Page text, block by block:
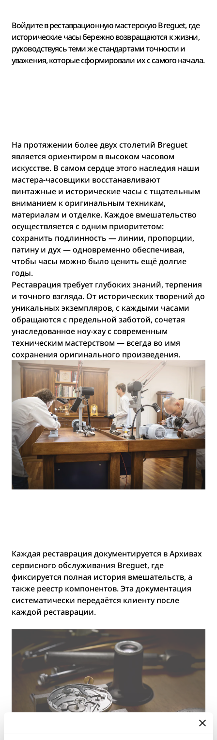
Войдите в реставрационную мастерскую Breguet, где
исторические часы бережно возвращаются к жизни,
руководствуясь теми же стандартами точности и
уважения, которые сформировали их с самого начала.
На протяжении более двух столетий Breguet
является ориентиром в высоком часовом
искусстве. В самом сердце этого наследия наши
мастера-часовщики восстанавливают
винтажные и исторические часы с тщательным
вниманием к оригинальным техникам,
материалам и отделке. Каждое вмешательство
осуществляется с одним приоритетом:
сохранить подлинность — линии, пропорции,
патину и дух — одновременно обеспечивая,
чтобы часы можно было ценить ещё долгие
годы.
Реставрация требует глубоких знаний, терпения
и точного взгляда. От исторических творений до
уникальных экземпляров, с каждыми часами
обращаются с предельной заботой, сочетая
унаследованное ноу-хау с современным
техническим мастерством — всегда во имя
сохранения оригинального произведения.
Каждая реставрация документируется в Архивах
сервисного обслуживания Breguet, где
фиксируется полная история вмешательств, а
также реестр компонентов. Эта документация
систематически передаётся клиенту после
каждой реставрации.